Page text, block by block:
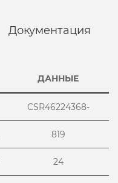
Документация
ДАННЫЕ
CSR46224368-
819
24